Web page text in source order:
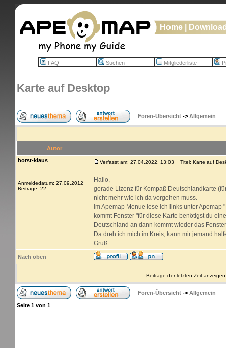
Home
FAQ Suchen Mitgliederliste
Karte auf Desktop
Foren-Übersicht -> Allgemein
Autor
horst-klaus
Anmeldedatum: 27.09.2012
Beiträge: 22
Verfasst am: 27.04.2022, 13:03 Titel: Karte auf
Hallo,
gerade Lizenz für Kompaß Deutschlandkarte
nicht mehr wie ich da vorgehen muss.
Im Apemap Menue lese ich links unter
kommt Fenster "für diese Karte benötigst du
Deutschland an dann kommt wieder das
Da dreh ich mich im Kreis, kann mir jemand
Gruß
Nach oben
Beiträge der letzten Zeit
Foren-Übersicht -> Allgemein
Seite 1 von 1